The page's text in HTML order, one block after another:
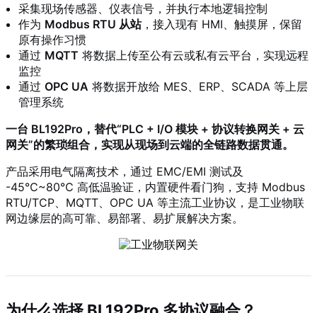
采集现场传感器、仪表信号，并执行本地逻辑控制
作为 Modbus RTU 从站，接入现有 HMI、触摸屏，保留
原有操作习惯
通过 MQTT 将数据上传至公有云或私有云平台，实现远程
监控
通过 OPC UA 将数据开放给 MES、ERP、SCADA 等上层
管理系统
一台 BL192Pro，替代“PLC + I/O 模块 + 协议转换网关 + 云
网关”的繁琐组合，实现从现场到云端的全链路数据贯通。
产品采用电气隔离技术，通过 EMC/EMI 测试及
-45℃~80℃ 高低温验证，内置硬件看门狗，支持 Modbus
RTU/TCP、MQTT、OPC UA 等主流工业协议，是工业物联
网边缘层的高可靠、易部署、易扩展解决方案。